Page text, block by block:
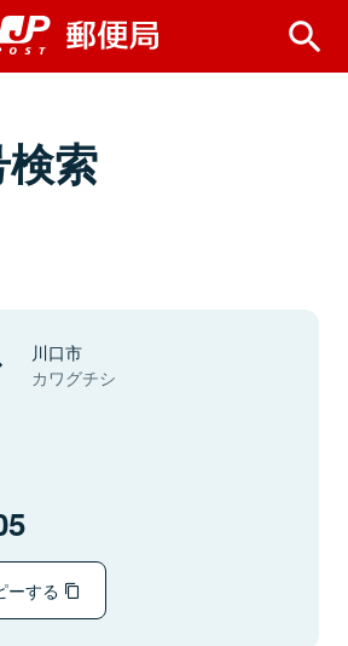
索
川口市
カワグチシ
ーする